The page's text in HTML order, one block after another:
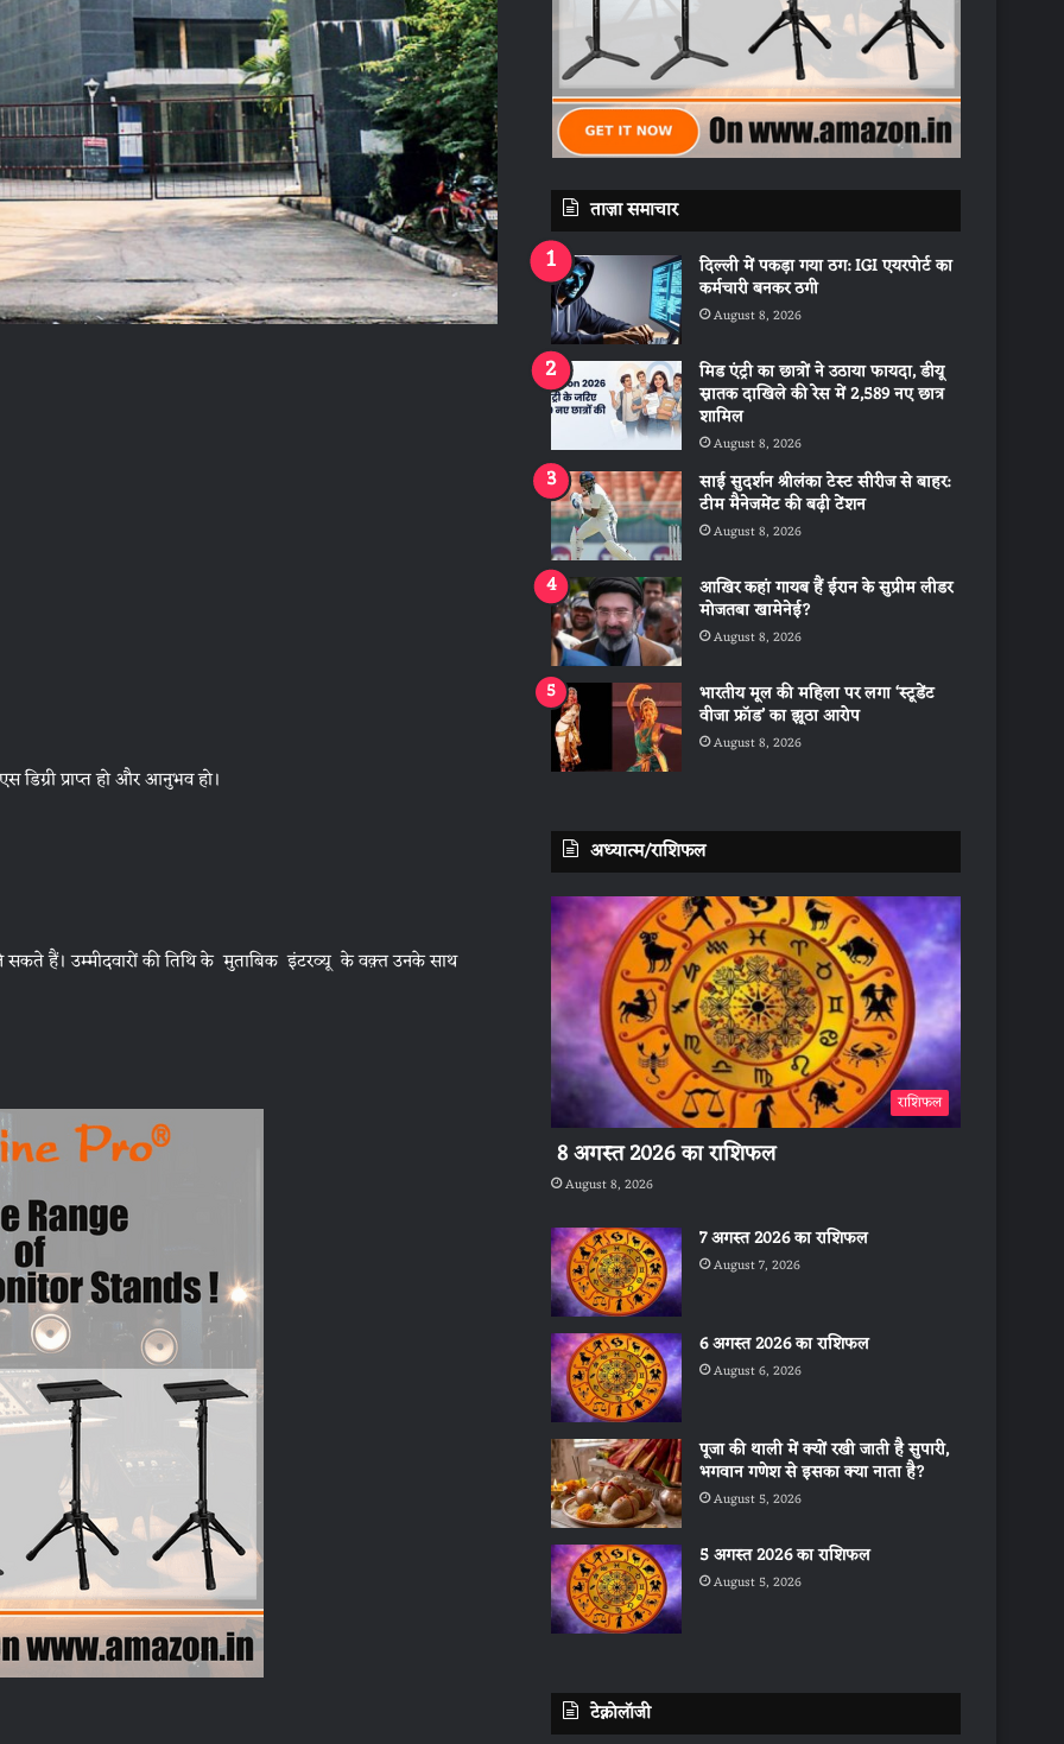
डिग्री प्राप्त हो और आनुभव हो।
सकते हैं। उम्मीदवारों की तिथि के मुताबिक इंटरव्यू के वक़्त उनके साथ
ताज़ा समाचार
दिल्ली में पकड़ा गया ठग: IGI एयरपोर्ट का
कर्मचारी बनकर ठगी
August 8, 2026
मिड एंट्री का छात्रों ने उठाया फायदा, डीयू
स्नातक दाखिले की रेस में 2,589 नए छात्र
शामिल
August 8, 2026
साई सुदर्शन श्रीलंका टेस्ट सीरीज से बाहर:
टीम मैनेजमेंट की बढ़ी टेंशन
August 8, 2026
आखिर कहां गायब हैं ईरान के सुप्रीम लीडर
मोजतबा खामेनेई?
August 8, 2026
भारतीय मूल की महिला पर लगा ‘स्टूडेंट
वीजा फ्रॉड’ का झूठा आरोप
August 8, 2026
अध्यात्म/राशिफल
राशिफल
8 अगस्त 2026 का राशिफल
August 8, 2026
7 अगस्त 2026 का राशिफल
August 7, 2026
6 अगस्त 2026 का राशिफल
August 6, 2026
पूजा की थाली में क्यों रखी जाती है सुपारी,
भगवान गणेश से इसका क्या नाता है?
August 5, 2026
5 अगस्त 2026 का राशिफल
August 5, 2026
टेक्नोलॉजी